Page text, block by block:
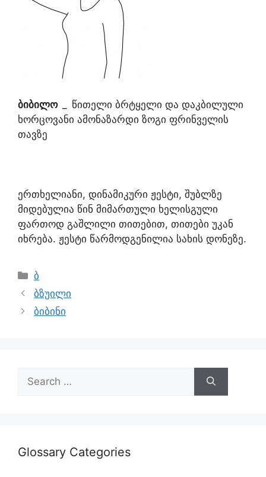
ბიბილო
წითელი ბრტყელი და დაკბილული
ხორცოვანი ამონაზარდი ზოგი ფრინველის
თავზე
ერთხელიანი, დინამიკური ჟესტი, შუბლზე
მიდებულია წინ მიმართული ხელისგული
ფართოდ გაშლილი თითებით, თითები უკან
იხრება. ჟესტი წარმოდგენილია სახის დონეზე.
ბ
ბზუილი
ბიბინი
Glossary Categories